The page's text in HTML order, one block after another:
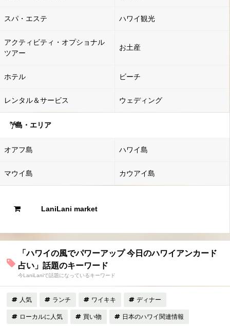
スパ・エステ ハワイ観光
アクティビティ・オプショナル
ツアー
お土産
ホテル ビーチ
レンタル＆サービス ウェディング
島・エリア
オアフ島 ハワイ島
マウイ島 カウアイ島
LaniLani market
「ハワイの風でパワーアップ 今日のハワイアンカード
占い」話題のキーワード
今LaniLaniで話題になっているキーワード
人気 ランチ ワイキキ ディナー
ローカルに人気 買い物 日本のハワイ関連情報